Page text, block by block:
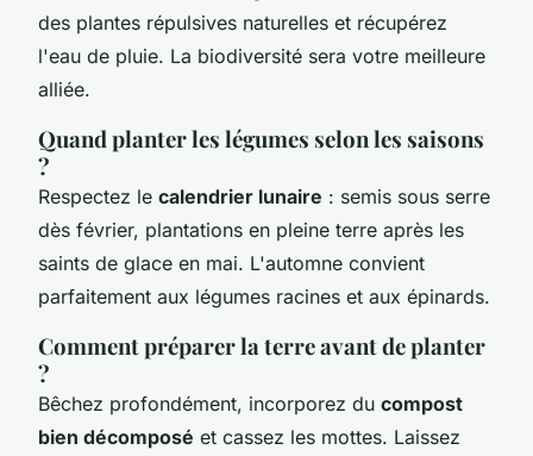
des plantes répulsives naturelles et récupérez
l'eau de pluie. La biodiversité sera votre meilleure
alliée.
Quand planter les légumes selon les saisons
?
Respectez le calendrier lunaire : semis sous serre
dès février, plantations en pleine terre après les
saints de glace en mai. L'automne convient
parfaitement aux légumes racines et aux épinards.
Comment préparer la terre avant de planter
?
Bêchez profondément, incorporez du compost
bien décomposé et cassez les mottes. Laissez